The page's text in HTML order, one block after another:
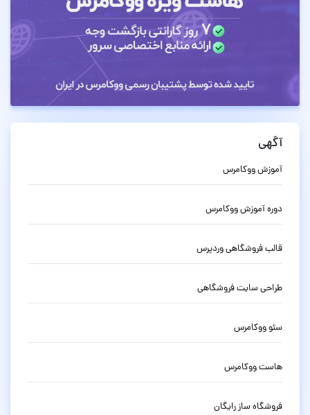
آگهی
آموزش ووکامرس
دوره آموزش ووکامرس
قالب فروشگاهی وردپرس
طراحی سایت فروشگاهی
سئو ووکامرس
هاست ووکامرس
فروشگاه ساز رایگان